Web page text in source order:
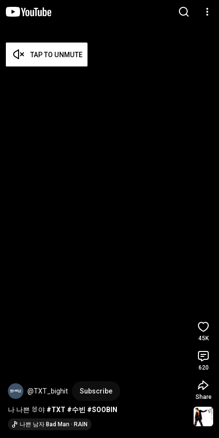
TAP TO UNMUTE
@TXT_bighit Subscribe
나 나쁜 🐰야 #TXT #수빈 #SOOBIN
나쁜 남자 Bad Man · RAIN
45K
620
Share